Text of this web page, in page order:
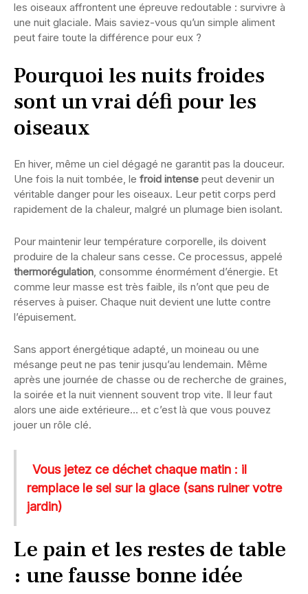
les oiseaux affrontent une épreuve redoutable : survivre à
une nuit glaciale. Mais saviez-vous qu’un simple aliment
peut faire toute la différence pour eux ?
Pourquoi les nuits froides
sont un vrai défi pour les
oiseaux
En hiver, même un ciel dégagé ne garantit pas la douceur.
Une fois la nuit tombée, le froid intense peut devenir un
véritable danger pour les oiseaux. Leur petit corps perd
rapidement de la chaleur, malgré un plumage bien isolant.
Pour maintenir leur température corporelle, ils doivent
produire de la chaleur sans cesse. Ce processus, appelé
thermorégulation, consomme énormément d’énergie. Et
comme leur masse est très faible, ils n’ont que peu de
réserves à puiser. Chaque nuit devient une lutte contre
l’épuisement.
Sans apport énergétique adapté, un moineau ou une
mésange peut ne pas tenir jusqu’au lendemain. Même
après une journée de chasse ou de recherche de graines,
la soirée et la nuit viennent souvent trop vite. Il leur faut
alors une aide extérieure… et c’est là que vous pouvez
jouer un rôle clé.
Vous jetez ce déchet chaque matin : il
remplace le sel sur la glace (sans ruiner votre
jardin)
Le pain et les restes de table
: une fausse bonne idée